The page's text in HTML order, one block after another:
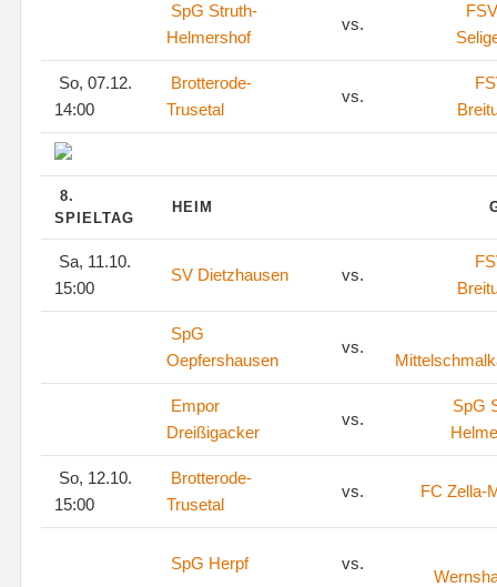
SpG Struth-
Helmershof
vs.
So, 07.12.
14:00
Brotterode-
Trusetal
vs.
8.
SPIELTAG
HEIM
Sa, 11.10.
15:00
SV Dietzhausen vs.
SpG
Oepfershausen
vs.
Empor
Dreißigacker
vs.
SpG
So, 12.10.
15:00
Brotterode-
Trusetal
vs. FC Zella-
SpG Herpf vs.